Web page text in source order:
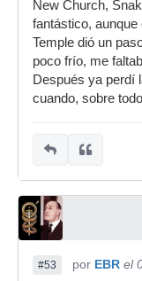
New Church,
fantástico,
Temple dió un
poco frío, me
Después ya perdí
cuando, sobre
#53 por EBR el